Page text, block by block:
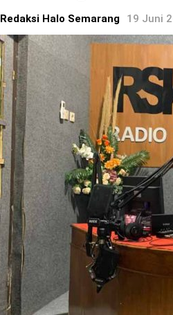
Redaksi Halo Semarang 19 Juni